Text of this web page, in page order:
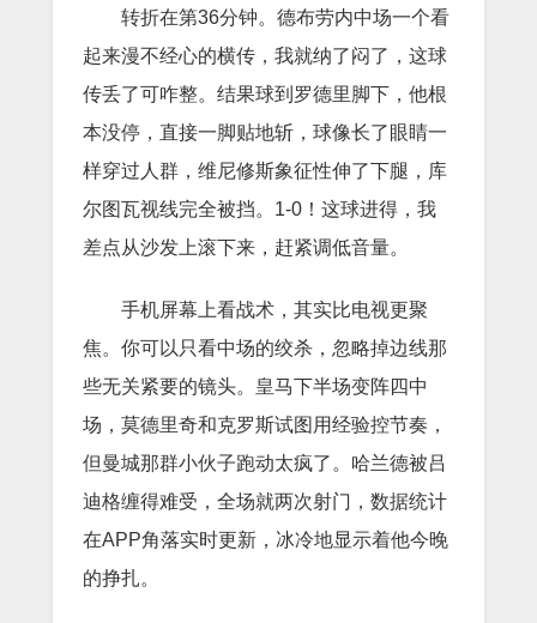
转折在第36分钟。德布劳内中场一个看
起来漫不经心的横传，我就纳了闷了，这球
传丢了可咋整。结果球到罗德里脚下，他根
本没停，直接一脚贴地斩，球像长了眼睛一
样穿过人群，维尼修斯象征性伸了下腿，库
尔图瓦视线完全被挡。1-0！这球进得，我
差点从沙发上滚下来，赶紧调低音量。
手机屏幕上看战术，其实比电视更聚
焦。你可以只看中场的绞杀，忽略掉边线那
些无关紧要的镜头。皇马下半场变阵四中
场，莫德里奇和克罗斯试图用经验控节奏，
但曼城那群小伙子跑动太疯了。哈兰德被吕
迪格缠得难受，全场就两次射门，数据统计
在APP角落实时更新，冰冷地显示着他今晚
的挣扎。